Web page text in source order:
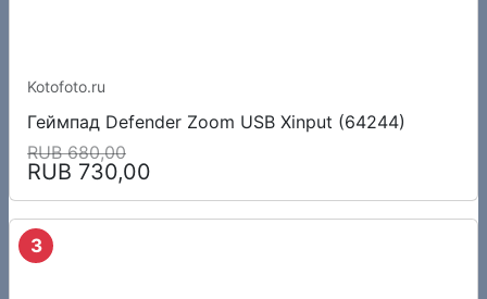
Kotofoto.ru
Геймпад Defender Zoom USB Xinput (64244)
RUB 680,00
RUB 730,00
3